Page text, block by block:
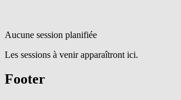
Aucune session planifiée
Les sessions à venir apparaîtront ici.
Footer